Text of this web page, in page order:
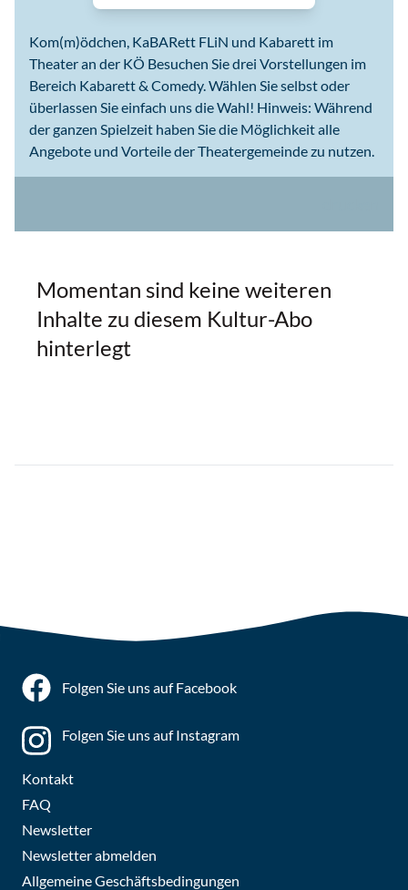
Kom(m)ödchen, KaBARett FLiN und Kabarett im
Theater an der KÖ Besuchen Sie drei Vorstellungen im
Bereich Kabarett & Comedy. Wählen Sie selbst oder
überlassen Sie einfach uns die Wahl! Hinweis: Während
der ganzen Spielzeit haben Sie die Möglichkeit alle
Angebote und Vorteile der Theatergemeinde zu nutzen.
Momentan sind keine weiteren
Inhalte zu diesem Kultur-Abo
hinterlegt
Folgen Sie uns auf Facebook
Folgen Sie uns auf Instagram
Kontakt
FAQ
Newsletter
Newsletter abmelden
Allgemeine Geschäftsbedingungen